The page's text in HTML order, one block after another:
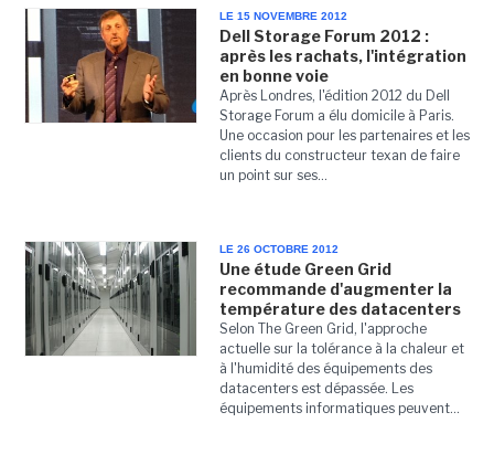
LE 15 NOVEMBRE 2012
Dell Storage Forum 2012 :
après les rachats, l'intégration
en bonne voie
Après Londres, l'édition 2012 du Dell
Storage Forum a élu domicile à Paris.
Une occasion pour les partenaires et les
clients du constructeur texan de faire
un point sur ses...
LE 26 OCTOBRE 2012
Une étude Green Grid
recommande d'augmenter la
température des datacenters
Selon The Green Grid, l'approche
actuelle sur la tolérance à la chaleur et
à l'humidité des équipements des
datacenters est dépassée. Les
équipements informatiques peuvent...